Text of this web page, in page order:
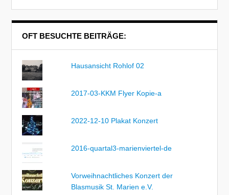
OFT BESUCHTE BEITRÄGE:
Hausansicht Rohlof 02
2017-03-KKM Flyer Kopie-a
2022-12-10 Plakat Konzert
2016-quartal3-marienviertel-de
Vorweihnachtliches Konzert der
Blasmusik St. Marien e.V.